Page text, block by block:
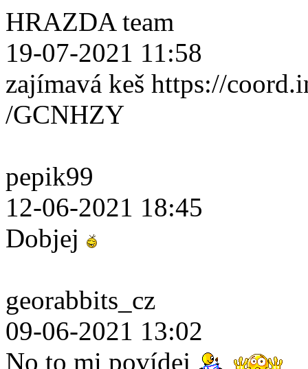
HRAZDA team
19-07-2021 11:58
zajímavá keš https://
/GCNHZY
pepik99
12-06-2021 18:45
Dobjej
georabbits_cz
09-06-2021 13:02
No to mi povídej